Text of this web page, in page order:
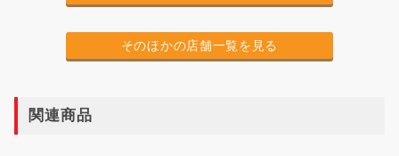
そのほかの店舗一覧を見る
関連商品